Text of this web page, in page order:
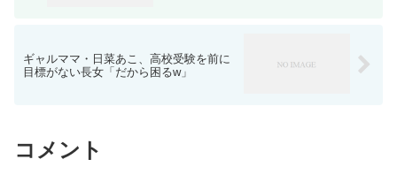
ギャルママ・日菜あこ、高校受験を前に
目標がない長女「だから困るw」
コメント